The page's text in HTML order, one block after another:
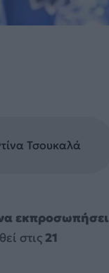
Τσουκαλά
εκπροσωπήσει
στις 21